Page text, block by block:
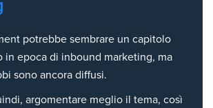
potrebbe sembrare un capitolo
in epoca di inbound marketing, ma
sono ancora diffusi.
argomentare meglio il tema, così